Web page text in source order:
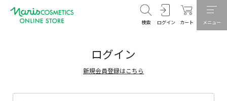
検索 ログイン カート メニュー
ログイン
新規会員登録はこちら